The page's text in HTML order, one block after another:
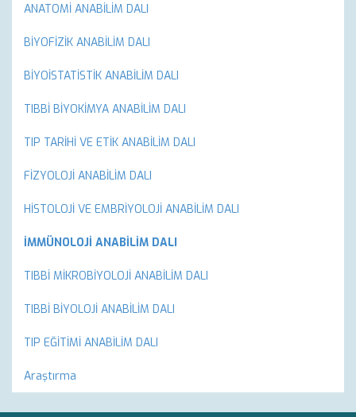
ANATOMİ ANABİLİM DALI
BİYOFİZİK ANABİLİM DALI
BİYOİSTATİSTİK ANABİLİM DALI
TIBBİ BİYOKİMYA ANABİLİM DALI
TIP TARİHİ VE ETİK ANABİLİM DALI
FİZYOLOJİ ANABİLİM DALI
HİSTOLOJİ VE EMBRİYOLOJİ ANABİLİM DALI
İMMÜNOLOJİ ANABİLİM DALI
TIBBİ MİKROBİYOLOJİ ANABİLİM DALI
TIBBİ BİYOLOJİ ANABİLİM DALI
TIP EĞİTİMİ ANABİLİM DALI
Araştırma